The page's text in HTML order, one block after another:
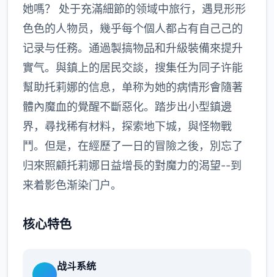
她嗎？ 处于充滿細節的领域中旅行，遇見形形
色色的人物员，幾乎每个個人都占有自己己的
记录与任務。通過製搞物品和升級裝備來提升
實气。與鎮上的居民交談，搜集任为同子许能
幫助托莉娜的信息，单称为她的病情形會隨著
體內魔血的覺醒不斷惡化。踏步出小型鎮邊
界，尋找稀有材料，探索地下城，與怪物戰
鬥。但是，在經歷了一日的冒險之後，別忘了
归來照顧托莉娜日益增長的對魔力的渴望--到
来着影色渐染门户。
核心特色
战斗系统